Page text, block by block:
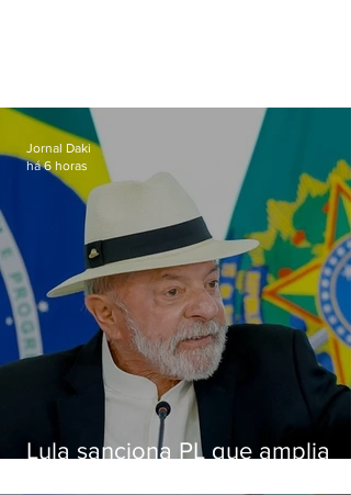
Lula sanciona PL que amplia
Jornal Daki
há 6 horas